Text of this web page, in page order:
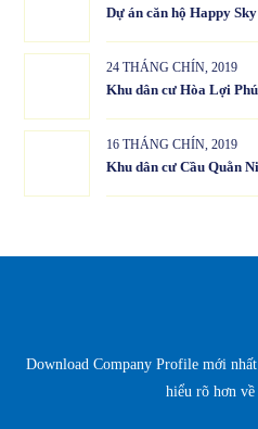
Dự án căn hộ Happy
24 THÁNG CHÍN, 2019
Khu dân cư Hòa Lợi
16 THÁNG CHÍN, 2019
Khu dân cư Cầu Quằn
Download Company Profile mới nhất
hiểu rõ hơn về